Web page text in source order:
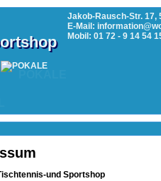
Jakob-Rausch-Str. 17,
E-Mail:
Mobil: 01 72 - 9 14 54
und Sportshop